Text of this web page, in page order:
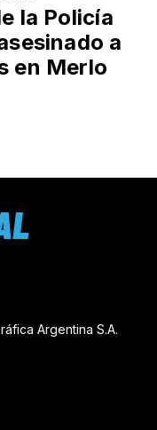
la Policía
a
en Merlo
Argentina S.A.